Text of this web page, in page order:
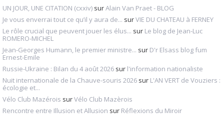
UN JOUR, UNE CITATION (cxxiv) surAlain Van Praet - BLOG
Je vous enverrai tout ce qu’il y aura de... surVIE DU CHATEAU à FERNEY
Le rôle crucial que peuvent jouer les élus... sur Le blog de Jean-Luc
ROMERO-MICHEL
Jean-Georges Humann, le premier ministre... sur D'r Elsass blog fum
Ernest-Emile
Russie-Ukraine : Bilan du 4 août 2026 sur l'information nationaliste
Nuit internationale de la Chauve-souris 2026 sur L'AN VERT de Vouziers :
écologie et...
Vélo Club Mazérois surVélo Club Mazèrois
Rencontre entre Illusion et Allusion sur Réflexions du Miroir